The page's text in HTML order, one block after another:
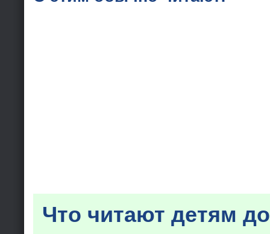
Что читают детям